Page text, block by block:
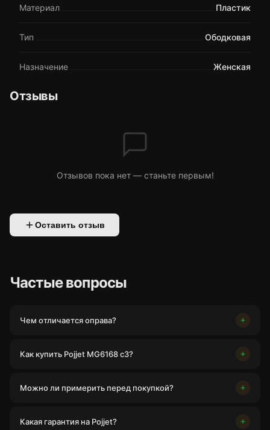
Материал Пластик
Тип Ободковая
Назначение Женская
Отзывы
Отзывов пока нет — станьте первым!
Оставить отзыв
Частые вопросы
Чем отличается оправа?
Как купить Pojjet MG6168 c3?
Можно ли примерить перед покупкой?
Какая гарантия на Pojjet?